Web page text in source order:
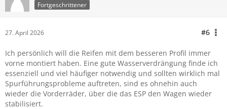
Fortgeschrittener
27. April 2026 #6
Ich persönlich will die Reifen mit dem besseren Profil immer
vorne montiert haben. Eine gute Wasserverdrängung finde ich
essenziell und viel häufiger notwendig und sollten wirklich mal
Spurführungsprobleme auftreten, sind es ohnehin auch
wieder die Vorderräder, über die das ESP den Wagen wieder
stabilisiert.